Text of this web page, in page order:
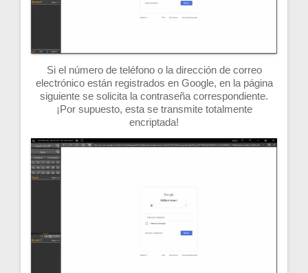
Si el número de teléfono o la dirección de correo
electrónico están registrados en Google, en la página
siguiente se solicita la contraseña correspondiente.
¡Por supuesto, esta se transmite totalmente
encriptada!